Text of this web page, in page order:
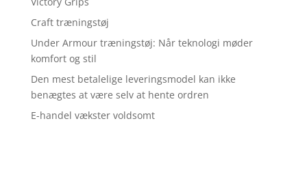
Craft træningstøj
Under Armour træningstøj: Når teknologi møder
komfort og stil
Den mest betalelige leveringsmodel kan ikke
benægtes at være selv at hente ordren
E-handel vækster voldsomt